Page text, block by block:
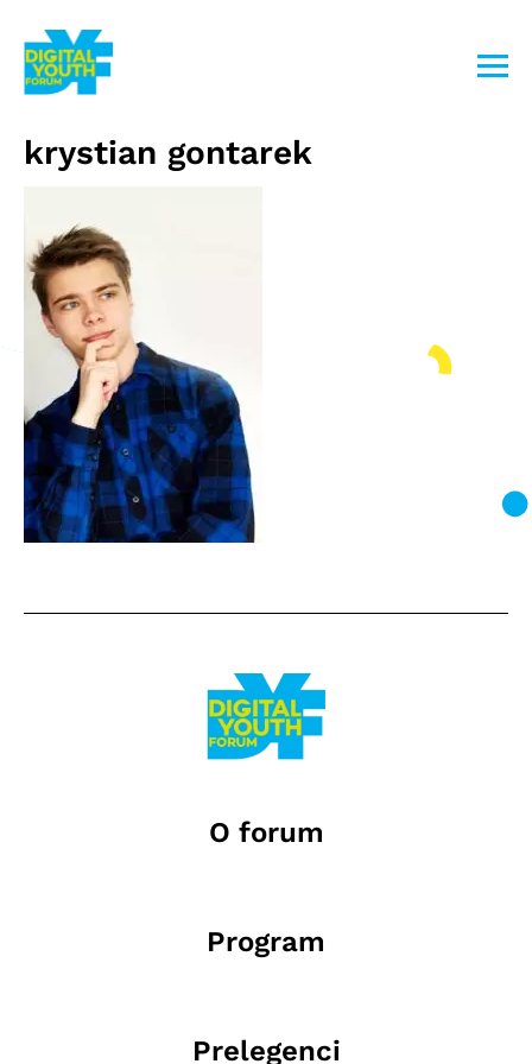
treści
krystian gontarek
O forum
Program
Prelegenci